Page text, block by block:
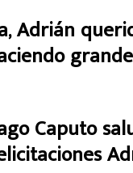
Adrián
Caputo